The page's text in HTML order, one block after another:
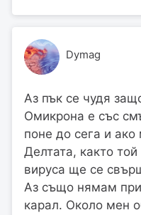
Dymag
Аз пък се чудя
Омикрона е със
поне до сега и
Делтата, както
вируса ще се
Аз също нямам
карал. Около мен